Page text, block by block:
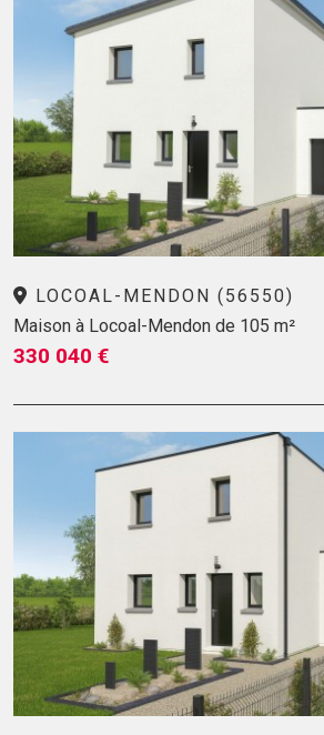
LOCOAL-MENDON (56550)
Maison à Locoal-Mendon de 105 m²
330 040 €